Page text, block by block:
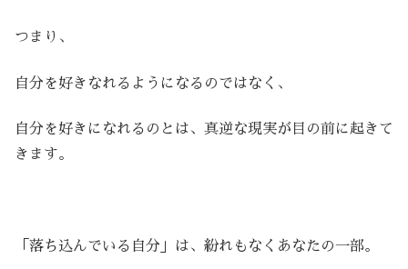
つまり、
自分を好きなれるようになるのではなく、
自分を好きになれるのとは、真逆な現実が目の前に起きて
きます。
「落ち込んでいる自分」は、紛れもなくあなたの一部。